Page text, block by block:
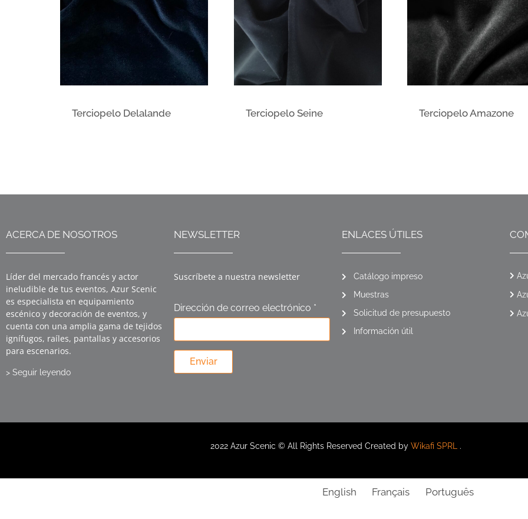
Terciopelo Delalande Terciopelo Seine Terciopelo Amazone
ACERCA DE NOSOTROS
Líder del mercado francés y actor
ineludible de tus eventos, Azur Scenic
es especialista en equipamiento
escénico y decoración de eventos, y
cuenta con una amplia gama de tejidos
ignífugos, raíles, pantallas y accesorios
para escenarios.
> Seguir leyendo
NEWSLETTER
Suscríbete a nuestra newsletter
Dirección de correo electrónico *
Enviar
ENLACES ÚTILES
Catálogo impreso
Muestras
Solicitud de presupuesto
Información útil
2022 Azur Scenic © All Rights Reserved Created by Wikafi SPRL .
English Français Português